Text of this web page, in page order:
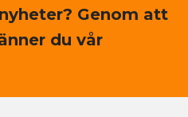
Genom att
du vår